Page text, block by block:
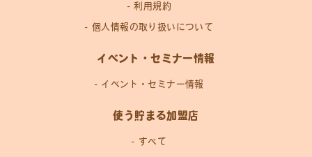
利用規約
個人情報の取り扱いについて
イベント・セミナー情報
イベント・セミナー情報
使う貯まる加盟店
すべて